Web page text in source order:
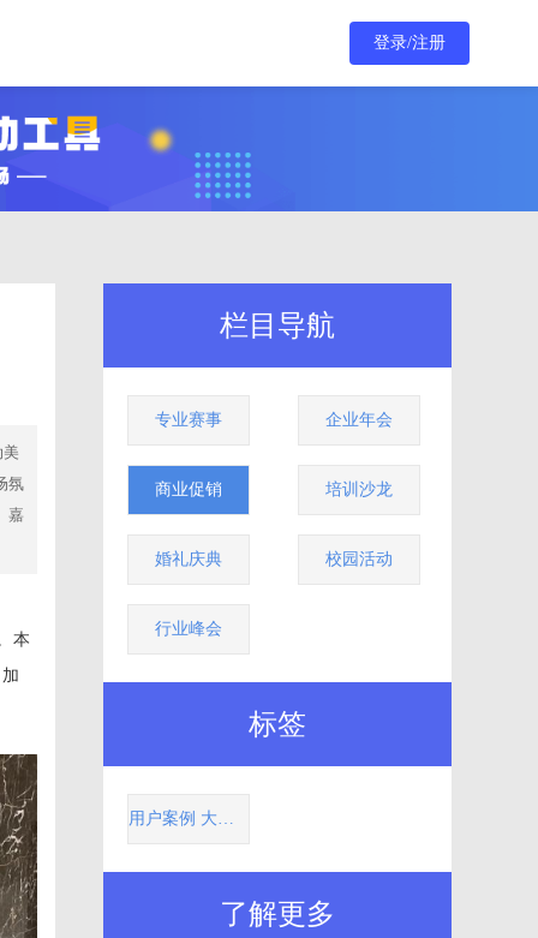
登录/注册
氛
嘉
本
栏目导航
专业赛事 企业年会
商业促销 培训沙龙
婚礼庆典 校园活动
行业峰会
标签
了解更多